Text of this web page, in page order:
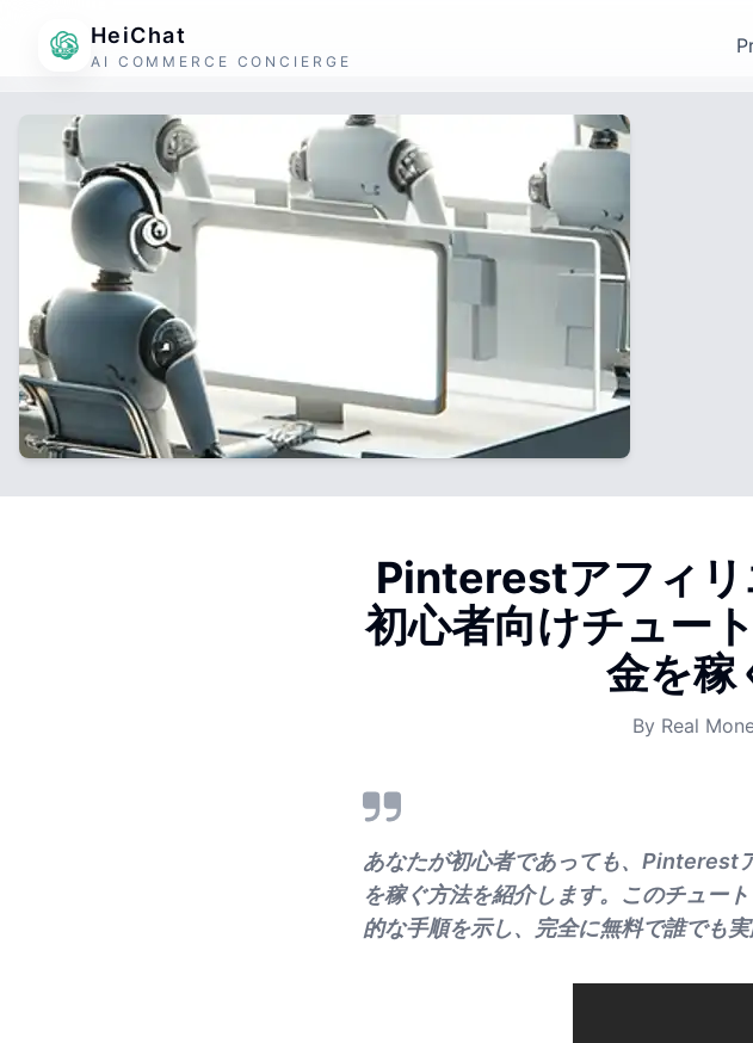
HeiChat
AI COMMERCE CONCIERGE
Pinterestアフィ
初心者向けチュー
金を稼
By Real
あなたが初心者であっても、Pinterest
を稼ぐ方法を紹介します。このチュー
的な手順を示し、完全に無料で誰でも